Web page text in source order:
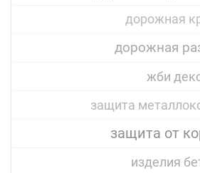
дорожная
дорожная
жби
защита
защита от
изделия